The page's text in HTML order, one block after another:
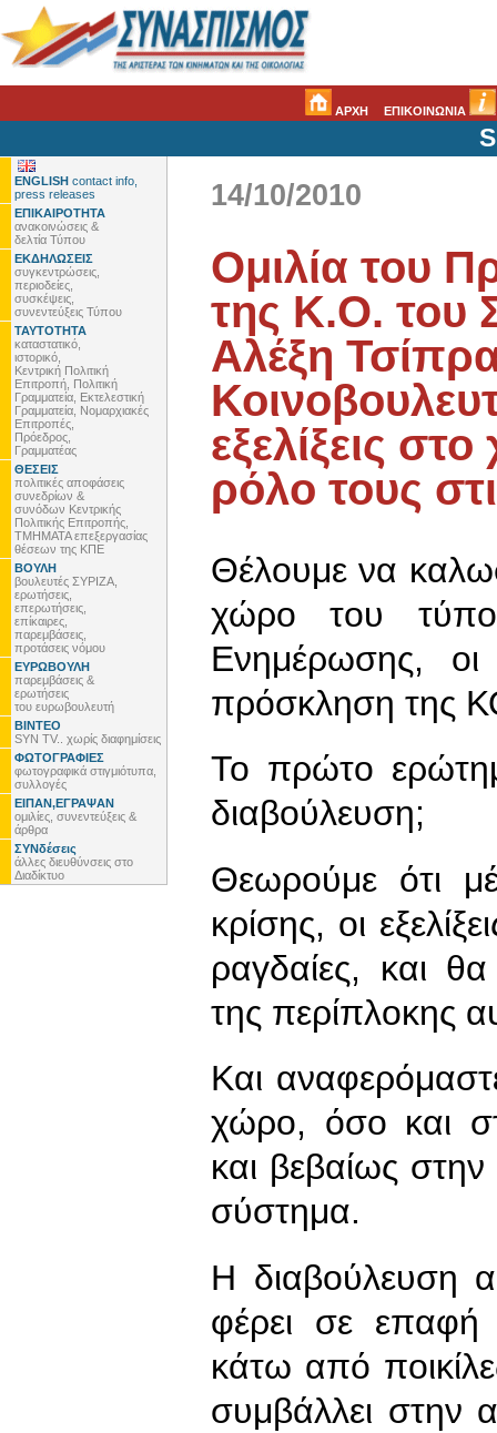
ΑΡΧΗ ΕΠΙΚΟΙΝΩΝΙΑ
ENGLISH contact info,
press releases
ΕΠΙΚΑΙΡΟΤΗΤΑ
ανακοινώσεις &
δελτία Τύπου
ΕΚΔΗΛΩΣΕΙΣ
συγκεντρώσεις,
περιοδείες,
συσκέψεις,
συνεντεύξεις Τύπου
ΤΑΥΤΟΤΗΤΑ
καταστατικό,
ιστορικό,
Κεντρική Πολιτική
Επιτροπή, Πολιτική
Γραμματεία, Εκτελεστική
Γραμματεία, Νομαρχιακές
Επιτροπές,
Πρόεδρος,
Γραμματέας
ΘΕΣΕΙΣ
πολιτικές αποφάσεις
συνεδρίων &
συνόδων Κεντρικής
Πολιτικής Επιτροπής,
ΤΜΗΜΑΤΑ επεξεργασίας
θέσεων της ΚΠΕ
ΒΟΥΛΗ
βουλευτές ΣΥΡΙΖΑ,
ερωτήσεις,
επερωτήσεις,
επίκαιρες,
παρεμβάσεις,
προτάσεις νόμου
ΕΥΡΩΒΟΥΛΗ
παρεμβάσεις &
ερωτήσεις
του ευρωβουλευτή
ΒΙΝΤΕΟ
SYN TV.. χωρίς διαφημίσεις
ΦΩΤΟΓΡΑΦΙΕΣ
φωτογραφικά στιγμιότυπα,
συλλογές
ΕΙΠΑΝ,ΕΓΡΑΨΑΝ
ομιλίες, συνεντεύξεις &
άρθρα
ΣΥΝδέσεις
άλλες διευθύνσεις στο
Διαδίκτυο
14/10/2010
Ομιλία του
της Κ.Ο. του
Αλέξη
εξελίξεις
ρόλο τους
Θέλουμε να
χώρο του
Ενημέρωσης, οι
πρόσκληση της
Το πρώτο
διαβούλευση;
Θεωρούμε ότι
κρίσης, οι
ραγδαίες, και
της περίπλοκης
Και
χώρο, όσο και
και βεβαίως
σύστημα.
Η διαβούλευση
φέρει σε επαφή
κάτω από
συμβάλλει στην